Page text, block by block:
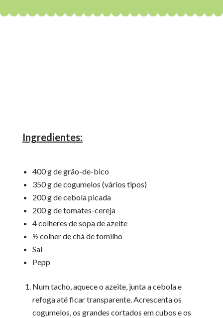
Ingredientes:
400 g de grão-de-bico
350 g de cogumelos (vários tipos)
200 g de cebola picada
200 g de tomates-cereja
4 colheres de sopa de azeite
½ colher de chá de tomilho
Sal
Pepp
Num tacho, aquece o azeite, junta a cebola e
refoga até ficar transparente. Acrescenta os
cogumelos, os grandes cortados em cubos e os